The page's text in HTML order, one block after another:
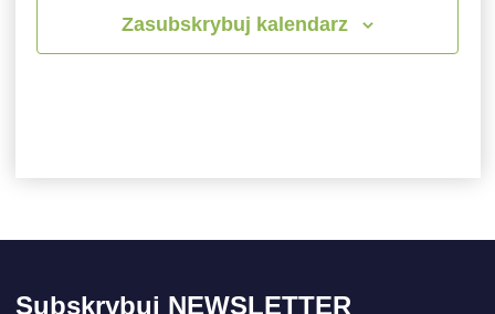
Zasubskrybuj kalendarz
Subskrybuj NEWSLETTER